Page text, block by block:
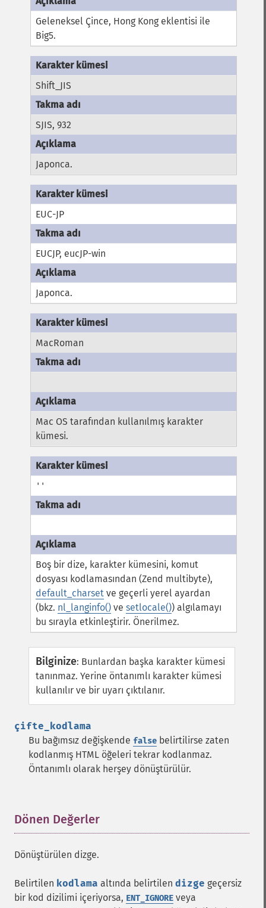
Geleneksel Çince, Hong Kong eklentisi ile
Big5.
Shift_JIS
SJIS, 932
Japonca.
EUC-JP
EUCJP, eucJP-win
Japonca.
MacRoman
Mac OS tarafından kullanılmış karakter
kümesi.
''
Boş bir dize, karakter kümesini, komut
dosyası kodlamasından (Zend multibyte),
default_charset ve geçerli yerel ayardan
(bkz. nl_langinfo() vesetlocale()) algılamayı
bu sırayla etkinleştirir. Önerilmez.
Bilginize: Bunlardan başka karakter kümesi
tanınmaz. Yerine öntanımlı karakter kümesi
kullanılır ve bir uyarı çıktılanır.
çifte_kodlama
Bu bağımsız değişkende false belirtilirse zaten
kodlanmış HTML öğeleri tekrar kodlanmaz.
Öntanımlı olarak herşey dönüştürülür.
Dönen Değerler
Dönüştürülen dizge.
Belirtilen kodlama altında belirtilen dizge geçersiz
bir kod dizilimi içeriyorsa, ENT_IGNORE veya